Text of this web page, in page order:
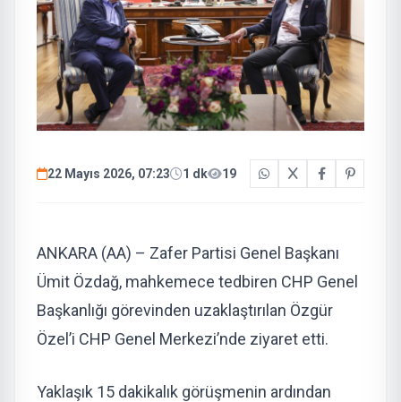
22 Mayıs 2026, 07:23 1 dk 19
ANKARA (AA) – Zafer Partisi Genel Başkanı
Ümit Özdağ, mahkemece tedbiren CHP Genel
Başkanlığı görevinden uzaklaştırılan Özgür
Özel’i CHP Genel Merkezi’nde ziyaret etti.
Yaklaşık 15 dakikalık görüşmenin ardından